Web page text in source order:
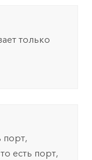
только
порт,
есть порт,